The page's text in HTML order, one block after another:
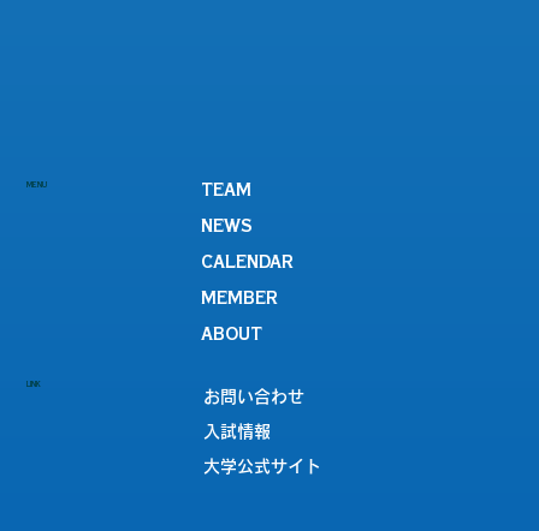
MENU
TEAM
NEWS
CALENDAR
MEMBER
ABOUT
LINK
お問い合わせ
入試情報
大学公式サイト